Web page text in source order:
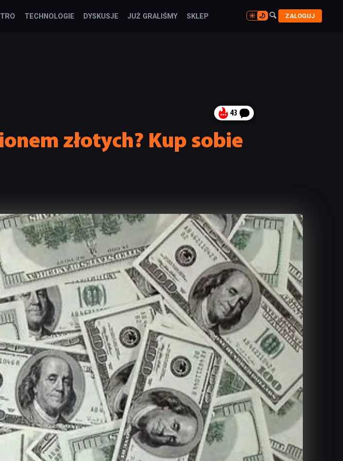
TECHNOLOGIE DYSKUSJE JUŻ GRALIŚMY SKLEP 
 ZALOGUJ
43
złotych? Kup sobie